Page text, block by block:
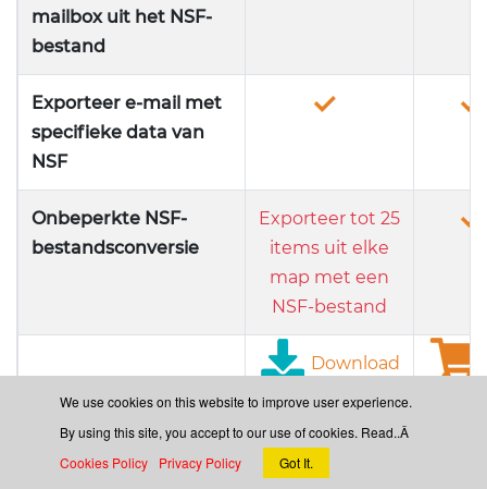
mailbox uit het NSF-
bestand
Exporteer e-mail met
specifieke data van
NSF
Onbeperkte NSF-
bestandsconversie
Exporteer tot 25
items uit elke
map met een
NSF-bestand
Download
We use cookies on this website to improve user experience.
By using this site, you accept to our use of cookies. Read..Â
Cookies Policy
Privacy Policy Got It.